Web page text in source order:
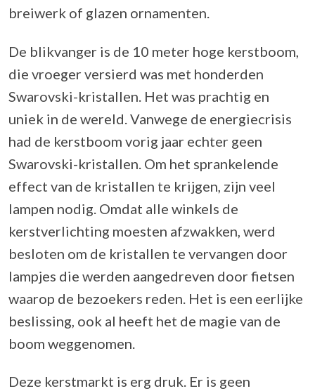
breiwerk of glazen ornamenten.
De blikvanger is de 10 meter hoge kerstboom,
die vroeger versierd was met honderden
Swarovski-kristallen. Het was prachtig en
uniek in de wereld. Vanwege de energiecrisis
had de kerstboom vorig jaar echter geen
Swarovski-kristallen. Om het sprankelende
effect van de kristallen te krijgen, zijn veel
lampen nodig. Omdat alle winkels de
kerstverlichting moesten afzwakken, werd
besloten om de kristallen te vervangen door
lampjes die werden aangedreven door fietsen
waarop de bezoekers reden. Het is een eerlijke
beslissing, ook al heeft het de magie van de
boom weggenomen.
Deze kerstmarkt is erg druk. Er is geen